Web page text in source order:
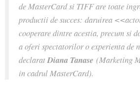
de MasterCard si TIFF are toate
productii de succes: daruirea
cooperare dintre acestia, precum si
a oferi spectatorilor o experienta de
declaratDiana Tanase (Marketing
in cadrul MasterCard).